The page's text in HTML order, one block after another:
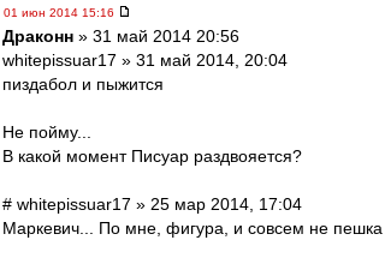
01 июн 2014 15:16
Драконн » 31 май 2014 20:56
whitepissuar17 » 31 май 2014, 20:04
пиздабол и пыжится
Не пойму...
В какой момент Писуар раздвояется?
# whitepissuar17 » 25 мар 2014, 17:04
Маркевич... По мне, фигура, и совсем не пешка